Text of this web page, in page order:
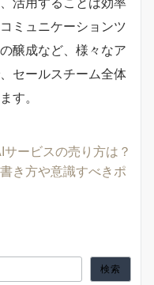
活用することは効率
ミュニケーションツ
醸成など、様々なア
セールスチーム全体
す。
サービスの売り方は？
き方や意識すべきポ
検索